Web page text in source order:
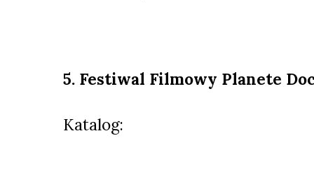
5. Festiwal Filmowy Planete
Katalog: